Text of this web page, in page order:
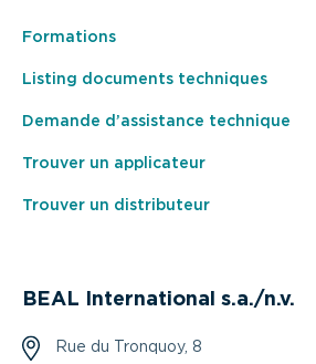
Formations
Listing documents techniques
Demande d’assistance technique
Trouver un applicateur
Trouver un distributeur
BEAL International s.a./n.v.
Rue du Tronquoy, 8